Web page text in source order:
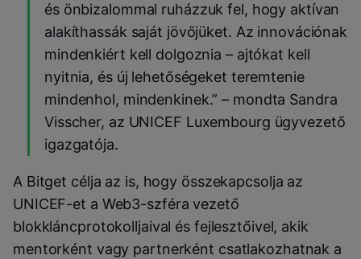
és önbizalommal ruházzuk fel, hogy aktívan
alakíthassák saját jövőjüket. Az innovációnak
mindenkiért kell dolgoznia – ajtókat kell
nyitnia, és új lehetőségeket teremtenie
mindenhol, mindenkinek.” – mondta Sandra
Visscher, az UNICEF Luxembourg ügyvezető
igazgatója.
A Bitget célja az is, hogy összekapcsolja az
UNICEF-et a Web3-szféra vezető
blokkláncprotokolljaival és fejlesztőivel, akik
mentorként vagy partnerként csatlakozhatnak a